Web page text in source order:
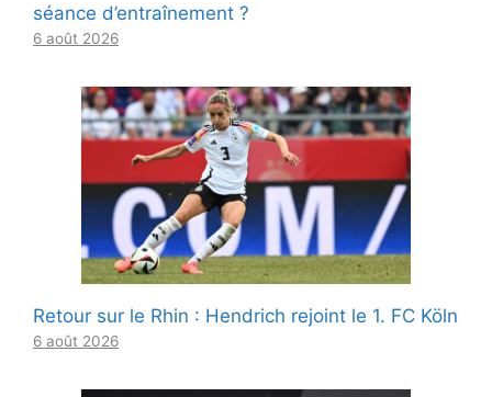
séance d’entraînement ?
6 août 2026
Retour sur le Rhin : Hendrich rejoint le 1. FC Köln
6 août 2026